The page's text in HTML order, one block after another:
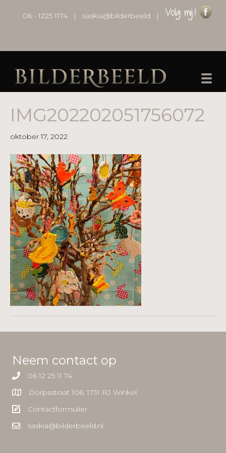
06 - 1225 1174 | saskia@bilderbeeld |
IMG202202051756072
oktober 17, 2022
Neem contact op
06 12 25 11 74
Dorpsstraat 106, 1731 RJ Winkel
Contactformulier
saskia@bilderbeeld.nl